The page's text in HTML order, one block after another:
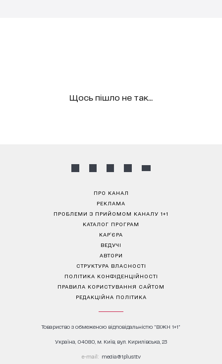
Щось пішло не так...
ПРО КАНАЛ
РЕКЛАМА
ПРОБЛЕМИ З ПРИЙОМОМ КАНАЛУ 1+1
КАТАЛОГ ПРОГРАМ
КАР’ЄРА
ВЕДУЧІ
АВТОРИ
СТРУКТУРА ВЛАСНОСТІ
ПОЛІТИКА КОНФІДЕНЦІЙНОСТІ
ПРАВИЛА КОРИСТУВАННЯ САЙТОМ
РЕДАКЦІЙНА ПОЛІТИКА
Товариство з обмеженою відповідальністю "ВІЖН 1+1"
Україна, 04080, м. Київ, вул. Кирилівська, 23
е-mail: media@1plus1.tv